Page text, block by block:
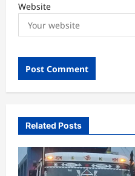
Website
Related Posts